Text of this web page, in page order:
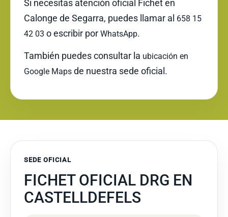
Si necesitas atención oficial Fichet en
Calonge de Segarra, puedes llamar al 658 15
42 03 o escribir por WhatsApp.
También puedes consultar la ubicación en
Google Maps de nuestra sede oficial.
SEDE OFICIAL
FICHET OFICIAL DRG EN
CASTELLDEFELS